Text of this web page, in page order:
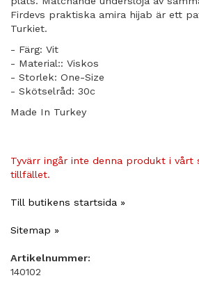
Firdevs praktiska amira hijab är ett
Turkiet.
- Färg: Vit
- Material:: Viskos
- Storlek: One-Size
- Skötselråd: 30c
Made In Turkey
Tyvärr ingår inte denna produkt i
tillfället.
Till butikens startsida »
Sitemap »
Artikelnummer:
140102